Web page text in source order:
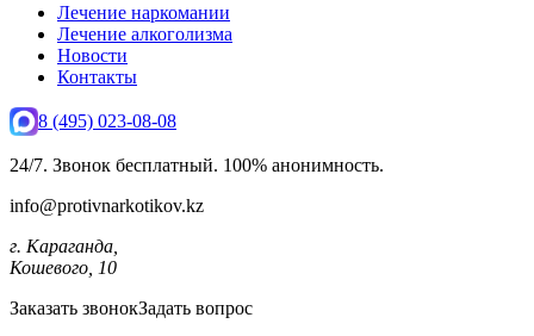
Лечение наркомании
Лечение алкоголизма
Новости
Контакты
8 (495) 023-08-08
24/7. Звонок бесплатный. 100% анонимность.
info@protivnarkotikov.kz
г. Караганда,
Кошевого, 10
Заказать звонокЗадать вопрос